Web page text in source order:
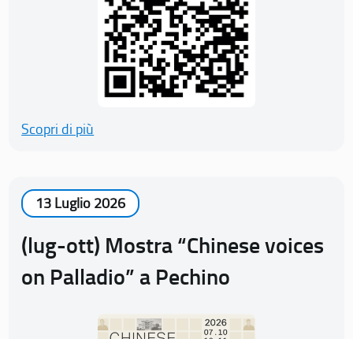
Scopri di più
13 Luglio 2026
(lug-ott) Mostra “Chinese voices
on Palladio” a Pechino